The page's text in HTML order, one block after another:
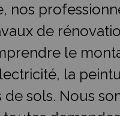
nos
de
le
la
sols. Nous